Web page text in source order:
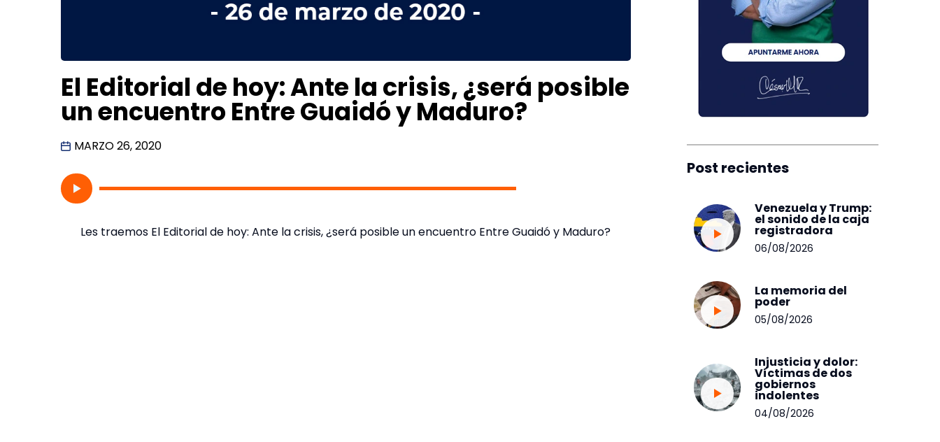
El Editorial de hoy: Ante la crisis, ¿será posible
un encuentro Entre Guaidó y Maduro?
MARZO 26, 2020
Les traemos El Editorial de hoy: Ante la crisis, ¿será posible un encuentro Entre Guaidó y Maduro?
Post recientes
Venezuela y Trump:
el sonido de la caja
registradora
06/08/2026
La memoria del
poder
05/08/2026
Injusticia y dolor:
Víctimas de dos
gobiernos
indolentes
04/08/2026